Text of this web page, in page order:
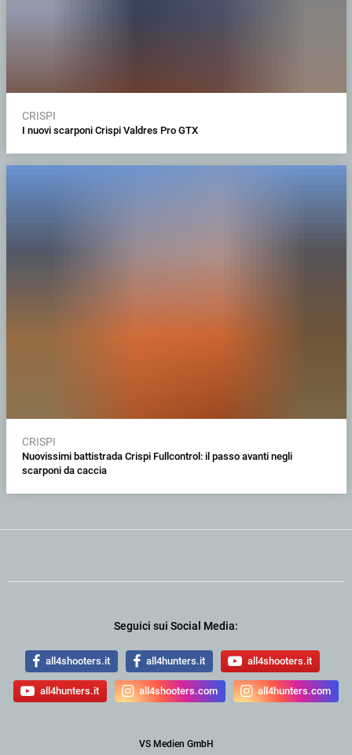
CRISPI
I nuovi scarponi Crispi Valdres Pro GTX
CRISPI
Nuovissimi battistrada Crispi Fullcontrol: il passo avanti negli
scarponi da caccia
Seguici sui Social Media:
all4shooters.it all4hunters.it all4shooters.it
all4hunters.it all4shooters.com all4hunters.com
VS Medien GmbH